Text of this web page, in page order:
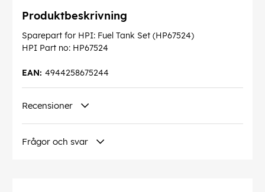
Produktbeskrivning
Sparepart for HPI: Fuel Tank Set (HP67524)
HPI Part no: HP67524
4944258675244
EAN:
Recensioner
Frågor och svar